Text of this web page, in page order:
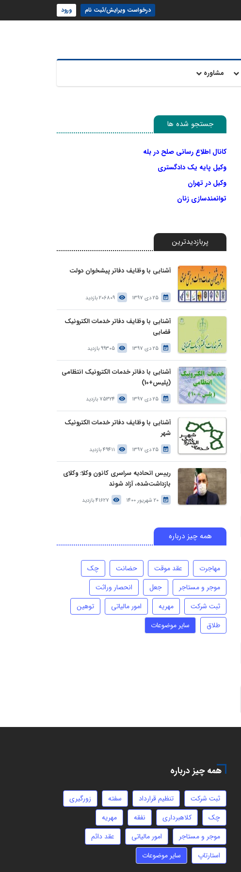
درخواست ویرایش/ثبت نام ورود
مشاوره
جستجو شده ها
کانال اطلاع رسانی صلح در بله
وکیل پایه یک دادگستری
وکیل در تهران
توانمندسازی زنان
پربازدیدترین
آشنایی با وظایف دفاتر پیشخوان دولت
25 دی 1397 206809 بازدید
آشنایی با وظایف دفاتر خدمات الکترونیک
قضایی
25 دی 1397 99305 بازدید
آشنایی با دفاتر خدمات الکترونیک انتظامی
(پلیس+10)
25 دی 1397 75324 بازدید
آشنایی با وظایف دفاتر خدمات الکترونیک
شهر
25 دی 1397 49411 بازدید
رییس اتحادیه سراسری کانون وکلا: وکلای
بازداشت‌شده، آزاد شوند
20 شهریور 1400 41627 بازدید
همه چیز درباره
مهاجرت عقد موقت حضانت
چک
موجر و مستاجر
جعل
انحصار وراثت
ثبت شرکت
مهریه امور مالیاتی
توهین
طلاق
سایر موضوعات
همه چیز درباره
ثبت شرکت تنظیم قرارداد سفته
زورگیری
چک
کلاهبرداری نفقه
مهریه
موجر و مستاجر
امور مالیاتی
عقد دائم
استارتاپ
سایر موضوعات